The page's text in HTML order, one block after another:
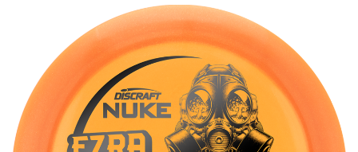
the
images
gallery